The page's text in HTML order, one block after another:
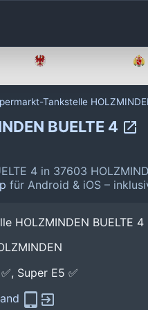
Tankstelle
BUELTE 4
4 in 37603
für Android & iOS –
HOLZMINDEN BUELTE 4
Super E5 ✅